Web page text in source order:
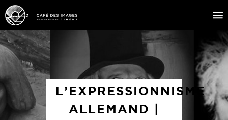
À L’AFFICHE
ÉVÉNEMENTS
L’EXPRESSIONNISME
ALLEMAND |